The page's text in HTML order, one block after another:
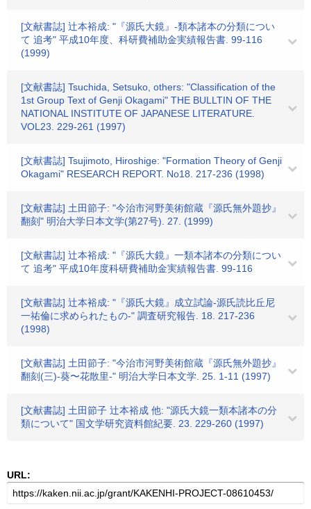
[文献書誌] 辻本裕成: "『源氏大鏡』-類本諸本の分類につい
て 追考" 平成10年度、科研費補助金実績報告書. 99-116
(1999)
[文献書誌] Tsuchida, Setsuko, others: "Classification of the
1st Group Text of Genji Okagami" THE BULLTIN OF THE
NATIONAL INSTITUTE OF JAPANESE LITERATURE.
VOL23. 229-261 (1997)
[文献書誌] Tsujimoto, Hiroshige: "Formation Theory of Genji
Okagami" RESEARCH REPORT. No18. 217-236 (1998)
[文献書誌] 土田節子: "今治市河野美術館蔵『源氏無外題抄』
翻刻" 明治大学日本文学(第27号). 27. (1999)
[文献書誌] 辻本裕成: "『源氏大鏡』一類本諸本の分類につい
て 追考" 平成10年度科研費補助金実績報告書. 99-116
[文献書誌] 辻本裕成: "『源氏大鏡』成立試論-源氏読比丘尼
一祐倫に求められたもの-" 調査研究報告. 18. 217-236
(1998)
[文献書誌] 土田節子: "今治市河野美術館蔵『源氏無外題抄』
翻刻(三)-葵〜花散里-" 明治大学日本文学. 25. 1-11 (1997)
[文献書誌] 土田節子 辻本裕成 他: "源氏大鏡一類本諸本の分
類について" 国文学研究資料館紀要. 23. 229-260 (1997)
URL: